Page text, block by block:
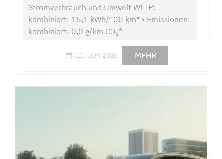
Stromverbrauch und Umwelt WLTP:
kombiniert: 15,1 kWh/100 km* • Emissionen:
kombiniert: 0,0 g/km CO2*
11. Juni 2026 MEHR